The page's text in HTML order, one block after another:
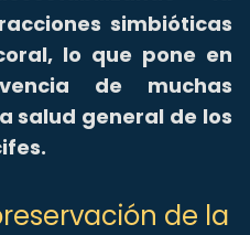
simbióticas
lo que pone en
de muchas
salud general de los
de la